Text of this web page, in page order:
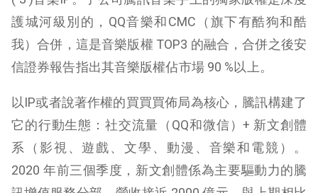
護城河級別的，QQ音樂和CMC（旗下有酷狗和酷
我）合併，這是音樂版權 TOP3 的融合，合併之後安
信證券報告指出其音樂版權佔市場 90 %以上。
以IP或者說著作權的買買買佈局為核心，騰訊構建了
它的行動生態：社交流量（QQ和微信）+ 新文創體
系（影視、遊戲、文學、動漫、音樂和電競）。
2020 年前三個季度，新文創體係為主要驅動力的騰